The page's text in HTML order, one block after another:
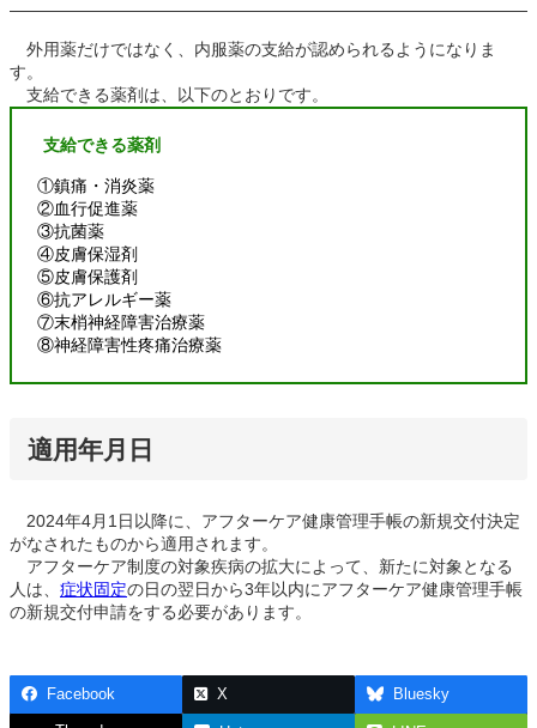
外用薬だけではなく、内服薬の支給が認められるようになりま
す。
支給できる薬剤は、以下のとおりです。
支給できる薬剤
①鎮痛・消炎薬
②血行促進薬
③抗菌薬
④皮膚保湿剤
⑤皮膚保護剤
⑥抗アレルギー薬
⑦末梢神経障害治療薬
⑧神経障害性疼痛治療薬
適用年月日
2024年4月1日以降に、アフターケア健康管理手帳の新規交付決定
がなされたものから適用されます。
アフターケア制度の対象疾病の拡大によって、新たに対象となる
人は、 症状固定の日の翌日から3年以内にアフターケア健康管理手帳
の新規交付申請をする必要があります。
Facebook X Bluesky